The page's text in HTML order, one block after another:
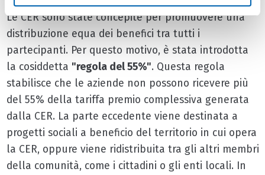
Le CER sono state concepite per promuovere una
distribuzione equa dei benefici tra tutti i
partecipanti. Per questo motivo, è stata introdotta
la cosiddetta "regola del 55%". Questa regola
stabilisce che le aziende non possono ricevere più
del 55% della tariffa premio complessiva generata
dalla CER. La parte eccedente viene destinata a
progetti sociali a beneficio del territorio in cui opera
la CER, oppure viene ridistribuita tra gli altri membri
della comunità, come i cittadini o gli enti locali. In